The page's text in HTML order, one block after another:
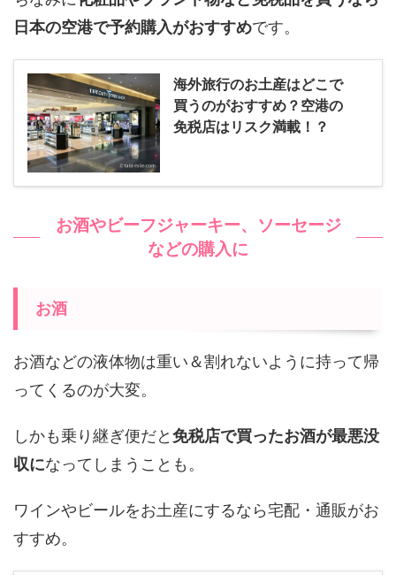
日本の空港で予約購入がおすすめです。
海外旅行のお土産はどこで
買うのがおすすめ？空港の
免税店はリスク満載！？
お酒やビーフジャーキー、ソーセージ
などの購入に
お酒
お酒などの液体物は重い＆割れないように持って帰
ってくるのが大変。
しかも乗り継ぎ便だと免税店で買ったお酒が最悪没
収になってしまうことも。
ワインやビールをお土産にするなら宅配・通販がお
すすめ。